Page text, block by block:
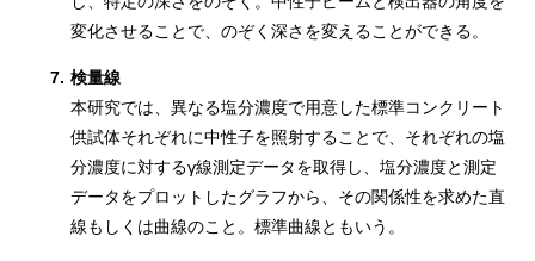
変化させることで、のぞく深さを変えることができる。
7. 検量線
本研究では、異なる塩分濃度で用意した標準コンクリート
供試体それぞれに中性子を照射することで、それぞれの塩
分濃度に対するγ線測定データを取得し、塩分濃度と測定
データをプロットしたグラフから、その関係性を求めた直
線もしくは曲線のこと。標準曲線ともいう。